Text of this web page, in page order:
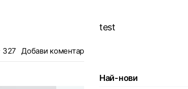
test
327 Добави коментар
Най-нови